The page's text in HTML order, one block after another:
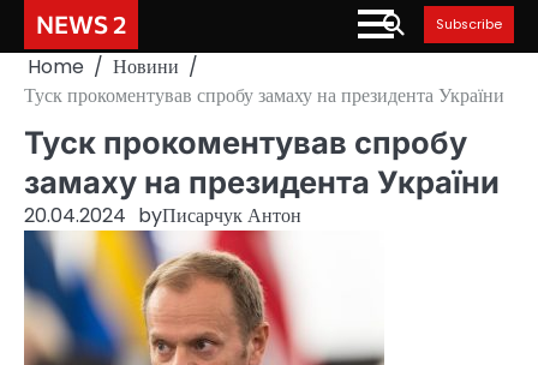
content
NEWS 2 Subscribe
Home
Новини
Туск прокоментував спробу замаху на президента України
Туск прокоментував спробу
замаху на президента України
20.04.2024 byПисарчук Антон